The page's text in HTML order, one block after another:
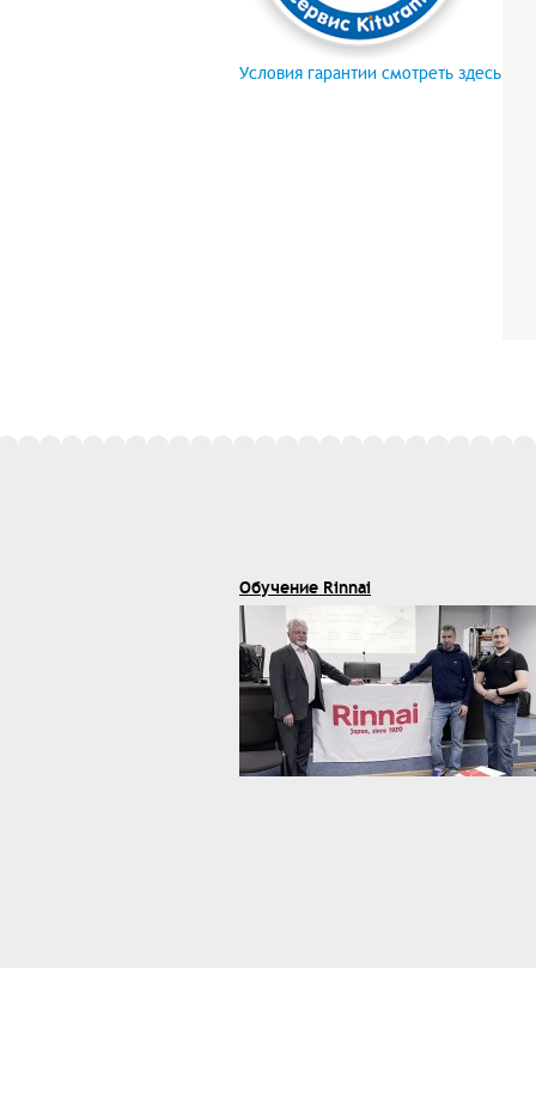
Условия гарантии смотреть здесь
Обучение Rinnai